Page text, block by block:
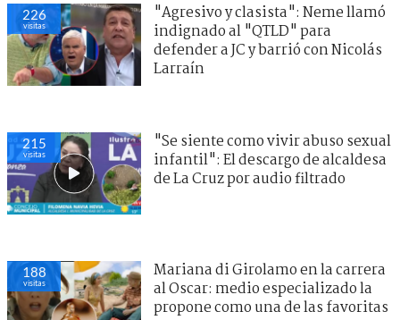
226
visitas
"Agresivo y clasista": Neme llamó
indignado al "QTLD" para
defender a JC y barrió con Nicolás
Larraín
215
visitas
"Se siente como vivir abuso sexual
infantil": El descargo de alcaldesa
de La Cruz por audio filtrado
188
visitas
Mariana di Girolamo en la carrera
al Oscar: medio especializado la
propone como una de las favoritas